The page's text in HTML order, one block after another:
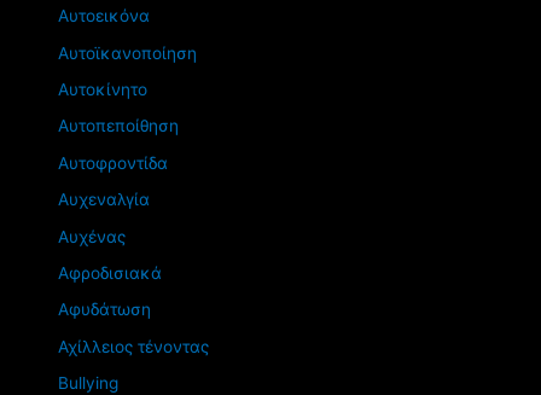
Αυτοεικόνα
Αυτοϊκανοποίηση
Αυτοκίνητο
Αυτοπεποίθηση
Αυτοφροντίδα
Αυχεναλγία
Αυχένας
Αφροδισιακά
Αφυδάτωση
Αχίλλειος τένοντας
Βullying